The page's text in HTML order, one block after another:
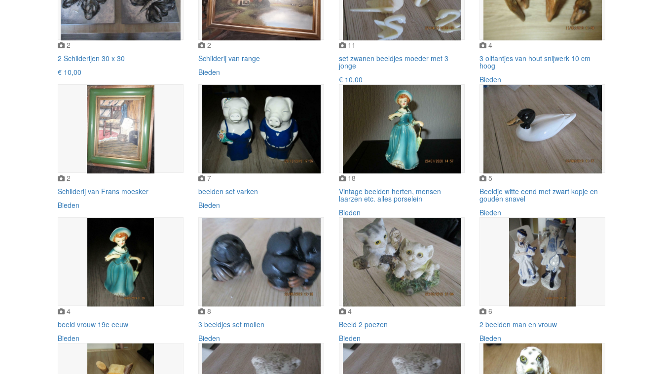
2
2 Schilderijen 30 x 30
€ 10,00
2
Schilderij van range
Bieden
11
set zwanen beeldjes moeder met 3
jonge
€ 10,00
4
3 olifantjes van hout snijwerk 10 cm
hoog
Bieden
2
Schilderij van Frans moesker
Bieden
7
beelden set varken
Bieden
18
Vintage beelden herten, mensen
laarzen etc. alles porselein
Bieden
5
Beeldje witte eend met zwart kopje en
gouden snavel
Bieden
4
beeld vrouw 19e eeuw
Bieden
8
3 beeldjes set mollen
Bieden
4
Beeld 2 poezen
Bieden
6
2 beelden man en vrouw
Bieden